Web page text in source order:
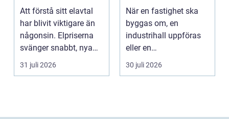
elmarknad
Att förstå sitt elavtal
har blivit viktigare än
någonsin. Elpriserna
svänger snabbt, nya
typer av av...
31 juli 2026
När en fastighet ska
byggas om, en
industrihall uppföras
eller en
lantbruksanläggning
moderniseras ä...
30 juli 2026